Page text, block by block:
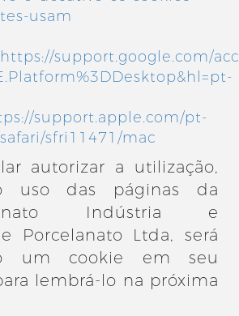
usam
https://support.google.com/
support.apple.com/pt-
sfri11471/mac
autorizar a utilização,
uso das páginas da
Indústria e
Porcelanato Ltda, será
um cookie em seu
lembrá-lo na próxima